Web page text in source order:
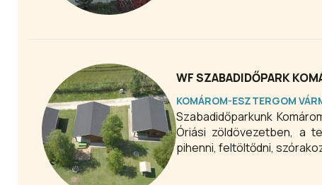
WF SZABADIDŐPARK
KOMÁROM-ESZTERGOM
Szabadidőparkunk
Óriási zöldövezetben, a
pihenni, feltöltődni,